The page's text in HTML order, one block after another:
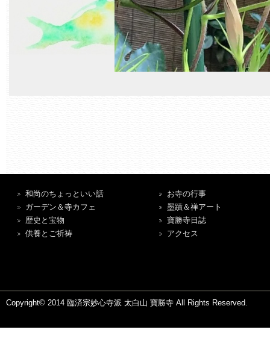
和尚のちょっといい話
ガーデン＆寺カフェ
歴史と宝物
供養とご祈祷
お寺の行事
墨蹟＆禅アート
寶勝寺日誌
アクセス
Copyright© 2014 臨済宗妙心寺派 太白山 寶勝寺 All Rights Reserved.